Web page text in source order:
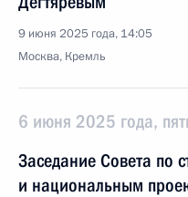
9 июня 2025 года, 14:05
Москва, Кремль
6 июня 2025 года,
Заседание Совета по
и национальным